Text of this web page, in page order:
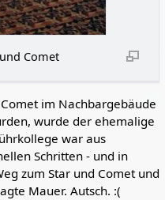
Comet
im Nachbargebäude
wurde der ehemalige
war aus
Schritten - und in
zum Star und Comet und
Mauer. Autsch. :(